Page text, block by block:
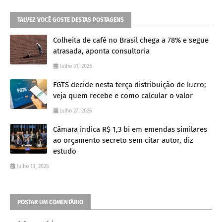
TALVEZ VOCÊ GOSTE DESTAS POSTAGENS
Colheita de café no Brasil chega a 78% e segue
atrasada, aponta consultoria
Julho 31, 2026
FGTS decide nesta terça distribuição de lucro;
veja quem recebe e como calcular o valor
Julho 27, 2026
Câmara indica R$ 1,3 bi em emendas similares
ao orçamento secreto sem citar autor, diz
estudo
Julho 13, 2026
POSTAR UM COMENTÁRIO